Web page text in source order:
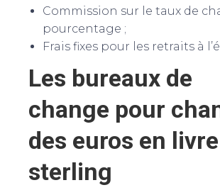
Commission sur le taux de
pourcentage ;
Frais fixes pour les retraits à
Les bureaux de
change pour
des euros en livre
sterling